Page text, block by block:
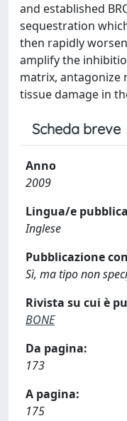
and established
sequestration
then rapidly
amplify the
matrix, antagonize
tissue damage in
Scheda breve
Anno
2009
Lingua/e
Inglese
Pubblicazione
Sì, ma tipo non
Rivista su cui è
BONE
Da pagina:
173
A pagina:
175